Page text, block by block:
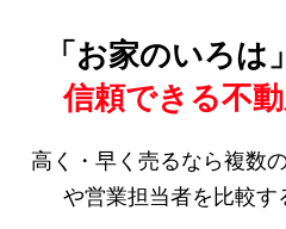
「お家のいろは
信頼できる不
高く・早く売るなら複数
や営業担当者を比較す